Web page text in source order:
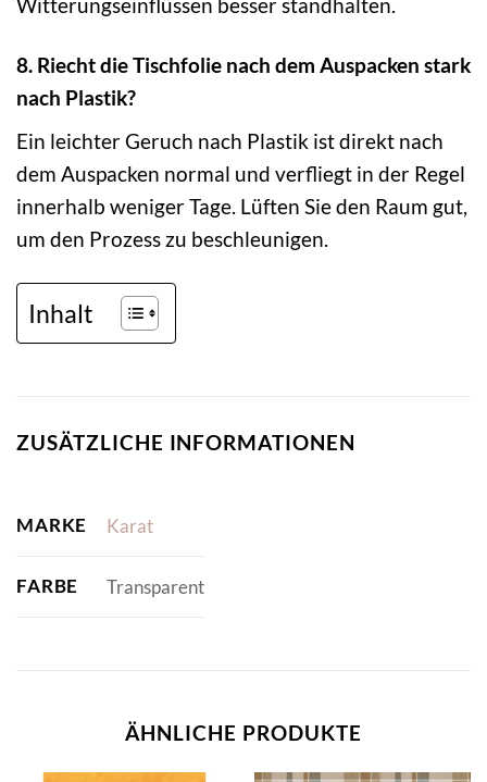
Witterungseinflüssen besser standhalten.
8. Riecht die Tischfolie nach dem Auspacken stark
nach Plastik?
Ein leichter Geruch nach Plastik ist direkt nach
dem Auspacken normal und verfliegt in der Regel
innerhalb weniger Tage. Lüften Sie den Raum gut,
um den Prozess zu beschleunigen.
Inhalt
ZUSÄTZLICHE INFORMATIONEN
MARKE Karat
FARBE Transparent
ÄHNLICHE PRODUKTE